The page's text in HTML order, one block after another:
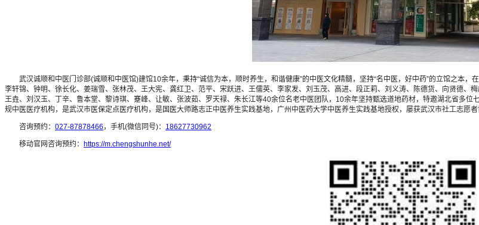
武汉诚顺和中医门诊部(诚顺和中医馆)建馆10余年，秉持“诚信为本，顺时养生，和谐健康”的中医文化精髓，坚持“名中医，好中药”的立馆之本，
李轩锦、钟明、徐长化、姜瑞雪、张林茂、王大宪、龚红卫、范平、宋跃进、王儒英、李家发、刘玉茂、高进、段正莉、刘义涛、陈德货、向贤德、
王垚、刘汉玉、丁辛、鲁本堂、黎诗琪、蹇峰、让敏、张波茹、罗天禄、朱长江等40余位名老中医团队，10余年坚持甄选道地药材，特邀湖北省多
规中医医疗机构，是武汉市医保定点医疗机构，是国医大师路志正中医养生实践基地，广州中医药大学中医养生实践基地授权，屡获武汉市社工志愿者
咨询预约： 027-87878466 ，手机(微信同号)： 18627730962
移动官网咨询预约： https://m.chengshunhe.net/